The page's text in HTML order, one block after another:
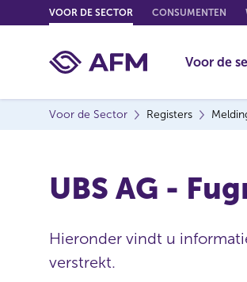
o
o
VOOR DE SECTOR CONSUMENTEN
Voor de
Voor de Sector Registers
UBS AG -
Hieronder vindt u
verstrekt.